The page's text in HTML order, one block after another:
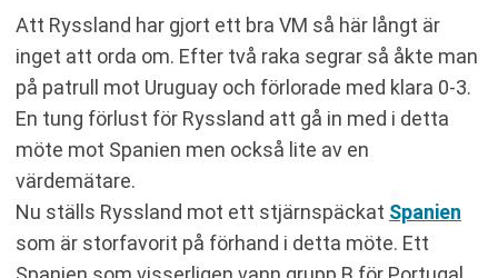
Att Ryssland har gjort ett bra VM så här långt är
inget att orda om. Efter två raka segrar så åkte man
på patrull mot Uruguay och förlorade med klara 0-3.
En tung förlust för Ryssland att gå in med i detta
möte mot Spanien men också lite av en
värdemätare.
Nu ställs Ryssland mot ett stjärnspäckat Spanien
som är storfavorit på förhand i detta möte. Ett